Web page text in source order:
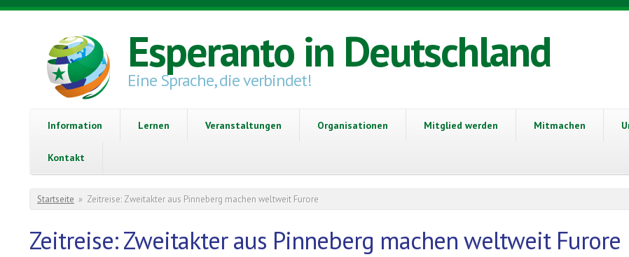
Direkt zum Inhalt
Esperanto in Deutschland
Eine Sprache, die verbindet!
Information Lernen Veranstaltungen Organisationen Mitglied werden Mitmachen
Kontakt
Sie sind hier
Startseite » Zeitreise: Zweitakter aus Pinneberg machen weltweit Furore
Zeitreise: Zweitakter aus Pinneberg machen weltweit Furore